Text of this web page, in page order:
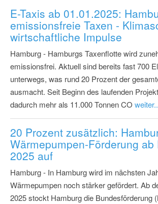
E-Taxis ab 01.01.2025:
emissionsfreie Taxen -
wirtschaftliche Impulse
Hamburg - Hamburgs Taxenflotte wird
emissionsfrei. Aktuell sind bereits fast 700
unterwegs, was rund 20 Prozent der
ausmacht. Seit Beginn des laufenden
dadurch mehr als 11.000 Tonnen CO
20 Prozent zusätzlich:
Wärmepumpen-Förderung ab
2025 auf
Hamburg - In Hamburg wird im nächsten
Wärmepumpen noch stärker gefördert. Ab
2025 stockt Hamburg die Bundesförderung